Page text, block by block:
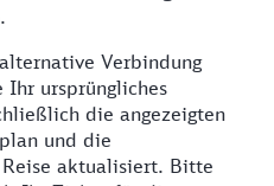
Verbindung
Ihr ursprüngliches
die angezeigten
und die
aktualisiert. Bitte